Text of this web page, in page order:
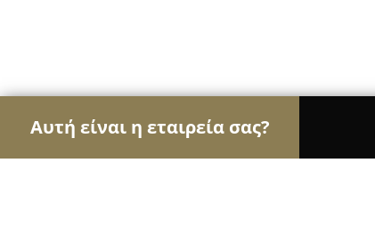
Αυτή είναι η εταιρεία σας?